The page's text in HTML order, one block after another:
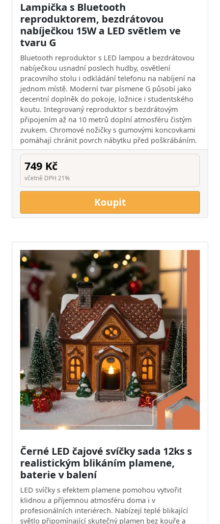
Lampička s Bluetooth
reproduktorem, bezdrátovou
nabíječkou 15W a LED světlem ve
tvaru G
Bluetooth reproduktor s LED lampou a bezdrátovou
nabíječkou usnadní poslech hudby, osvětlení
pracovního stolu i odkládání telefonu na nabíjení na
jednom místě. Moderní tvar písmene G působí jako
decentní doplněk do pokoje, ložnice i studentského
koutu. Integrovaný reproduktor s bezdrátovým
připojením až na 10 metrů doplní atmosféru čistým
zvukem. Chromové nožičky s gumovými koncovkami
pomáhají chránit povrch nábytku před poškrábáním.
749 Kč
včetně DPH 21%
Koupit
Černé LED čajové svíčky sada 12ks s
realistickým blikáním plamene,
baterie v balení
LED svíčky s efektem plamene pomohou vytvořit
klidnou a příjemnou atmosféru doma i v
profesionálních interiérech. Nabízejí teplé blikající
světlo připomínající skutečný plamen bez kouře a